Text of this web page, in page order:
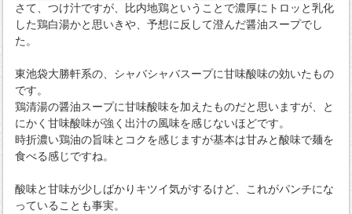
さて、つけ汁ですが、比内地鶏ということで濃厚にトロッと乳化
した鶏白湯かと思いきや、予想に反して澄んだ醤油スープでし
た。
東池袋大勝軒系の、シャバシャバスープに甘味酸味の効いたもの
です。
鶏清湯の醤油スープに甘味酸味を加えたものだと思いますが、と
にかく甘味酸味が強く出汁の風味を感じないほどです。
時折濃い鶏油の旨味とコクを感じますが基本は甘みと酸味で麺を
食べる感じですね。
酸味と甘味が少しばかりキツイ気がするけど、これがパンチにな
っていることも事実。